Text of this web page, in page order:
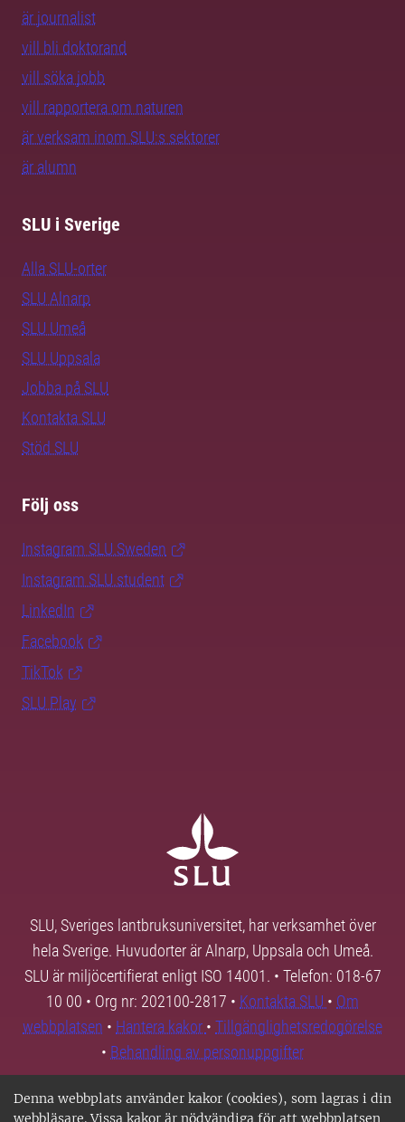
Denna webbplats använder kakor (cookies), som lagras i din
webbläsare. Vissa kakor är nödvändiga för att webbplatsen
är journalist
vill bli doktorand
vill söka jobb
vill rapportera om naturen
är verksam inom SLU:s sektorer
är alumn
SLU i Sverige
Alla SLU-orter
SLU Alnarp
SLU Umeå
SLU Uppsala
Jobba på SLU
Kontakta SLU
Stöd SLU
Följ oss
Instagram SLU.Sweden
Instagram SLU.student
LinkedIn
Facebook
TikTok
SLU Play
SLU, Sveriges lantbruksuniversitet, har verksamhet över
hela Sverige. Huvudorter är Alnarp, Uppsala och Umeå.
SLU är miljöcertifierat enligt ISO 14001. • Telefon: 018-67
10 00 • Org nr: 202100-2817 • Kontakta SLU • Om
webbplatsen • Hantera kakor • Tillgänglighetsredogörelse
• Behandling av personuppgifter